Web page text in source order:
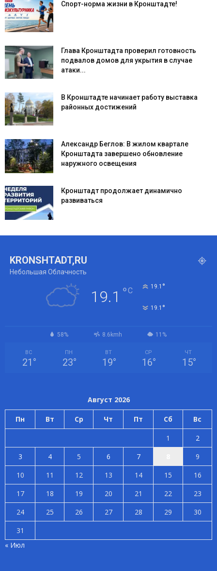
Спорт-норма жизни в Кронштадте!
Глава Кронштадта проверил готовность
подвалов домов для укрытия в случае
атаки...
В Кронштадте начинает работу выставка
районных достижений
Александр Беглов: В жилом квартале
Кронштадта завершено обновление
наружного освещения
Кронштадт продолжает динамично
развиваться
KRONSHTADT,RU
Небольшая Облачность
19.1 °C 19.1 °
19.1 °
58% 8.6kmh 11%
ВС
21 °
ПН
23°
ВТ
19°
СР
16°
ЧТ
15°
Август 2026
Пн Вт Ср Чт Пт Сб Вс
1
2
3
4 5 6 7
9
10
11 12 13 14 15
16
17
18 19 20 21 22
23
24
25 26 27 28 29
30
31
« Июл